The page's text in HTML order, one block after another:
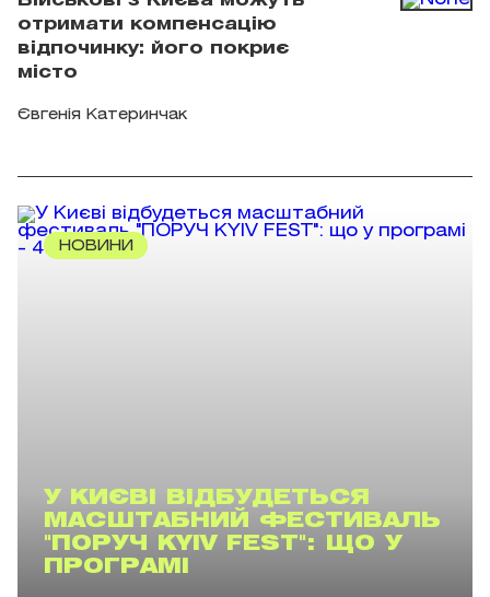
отримати компенсацію
відпочинку: його покриє
місто
Євгенія Катеринчак
НОВИНИ
У КИЄВІ ВІДБУДЕТЬСЯ
МАСШТАБНИЙ ФЕСТИВАЛЬ
"ПОРУЧ KYIV FEST": ЩО У
ПРОГРАМІ